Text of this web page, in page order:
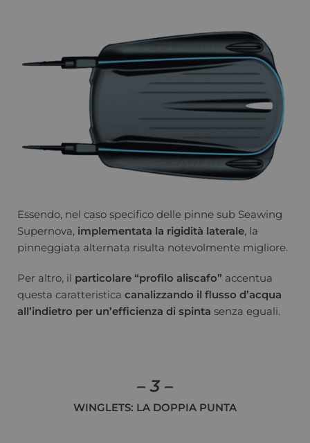
Essendo, nel caso specifico delle pinne sub Seawing
Supernova, implementata la rigidità laterale, la
pinneggiata alternata risulta notevolmente migliore.
Per altro, il particolare “profilo aliscafo” accentua
questa caratteristica canalizzando il flusso d’acqua
all’indietro per un’efficienza di spinta senza eguali.
– 3 –
WINGLETS: LA DOPPIA PUNTA